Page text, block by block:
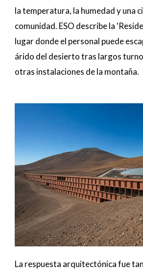
la temperatura, la humedad y una
comunidad. ESO describe la
lugar donde el personal puede
árido del desierto tras largos
otras instalaciones de la montaña.
La respuesta arquitectónica fue